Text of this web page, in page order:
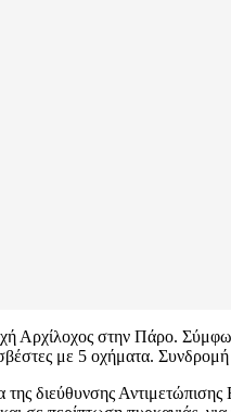
Αρχίλοχος στην Πάρο.
με 5 οχήματα.
της διεύθυνσης